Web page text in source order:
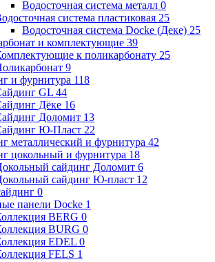
Водосточная система металл 0
система пластиковая 25
Водосточная система Docke (Деке) 25
и комплектующие 39
к поликарбонату 25
9
и фурнитура 118
GL 44
Дёке 16
Доломит 13
Ю-Пласт 22
металлический и фурнитура 42
цокольный и фурнитура 18
сайдинг Доломит 6
сайдинг Ю-пласт 12
0
панели Docke 1
BERG 0
BURG 0
EDEL 0
FELS 1